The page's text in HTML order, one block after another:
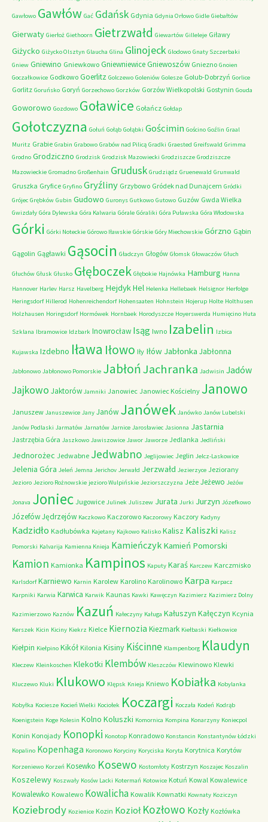
Gawłowo Gawłów Gać Gdańsk Gdynia Gdynia Orłowo Gidle Giebałtów
Gierwaty Gierłoż Giethoorn Gietrzwałd Giewartów Gilleleje Giławy
Giżycko Giżycko Olsztyn Glaucha Glina Glinojeck Glodowo Gnaty Szczerbaki
Gniew Gniewino Gniewkowo GniewniewiceGniewoszów Gniezno Gnoien
Goczałkowice Godkowo Goerlitz Golczewo Goleniów Golesze Golub-Dobrzyń Gorlice
Gorlitz Goruńsko Goryń Gorzechowo Gorzków Gorzów Wielkopolski Gostynin Gouda
Goworowo Gozdowo Goławice Gołańcz Gołdap
Gołotczyzna Gołuń Gołąb Gołąbki Gościmin Gościno Goźlin Graal
Muritz Grabie Grabin Grabowo Grabów nad Pilicą Gradki Graested Greifswald Grimma
Grodno Grodziczno Grodzisk Grodzisk Mazowiecki Grodziszcze Grodziszcze
Mazowieckie Gromadno Großenhain Grudusk Grudziądz Gruenewald Grunwald
Gruszka Gryfice Gryfino Gryźliny Grzybowo Gródek nad Dunajcem Gródki
Grójec Grębków Gubin Gudowo Guronys Gutkowo Gutowo Guzów Gwda Wielka
Gwizdały Góra Dylewska Góra Kalwaria Górale Góraliki Góra Puławska Góra Włodowska
Górki Górki Noteckie Górowo Iławskie Górskie Góry Miechowskie Górzno Gąbin
Gągolin Gągławki Gąsocin Gładczyn Głogów Głomsk Głowaczów Głuch
Głuchów Głusk Głusko Głęboczek Głębokie Hajnówka Hamburg Hanna
Hannover Harlev Harsz Havelberg HejdykHel Helenka Hellebaek Helsignor Herfolge
Heringsdorf Hillerod Hohenreichendorf Hohensaaten Hohnstein Hojerup Holte Holthusen
Holzhausen Horingsdorf Hormówek Hornbaek Horodyszcze Hoyerswerda Humięcino Huta
Szklana Ibramowice Idzbark Inowrocław Isąg Iwno Izabelin Izbica
Kujawska Izdebno Iława Iłowo Iły Iłów Jabłonka Jabłonna
Jabłonowo Jabłonowo Pomorskie JabłońJachranka Jadwisin Jadów
Jajkowo Jaktorów Jamniki Janowiec Janowiec Kościelny Janowo
Januszew Januszewice Jany Janów Janówek Janówko Janów Lubelski
Janów Podlaski Jarmatów Jarnatów Jarnice Jarosławiec Jasionna Jastarnia
Jastrzębia Góra Jaszkowo Jawiszowice Jawor Jaworze Jedlanka Jedliński
Jednorożec Jedwabne Jedwabno Jeglijowiec Jeglin Jelcz-Laskowice
Jelenia Góra Jeleń Jemna Jerichov Jerwałd Jerzwałd Jezierzyce Jeziorany
Jezioro Jezioro Rożnowskie jezioro Wulpińskie Jeziorszczyzna Jeże Jeżewo Jeżów
Jonava Joniec Jugowice Julinek Juliszew Jurata Jurki Jurzyn Józefkowo
JózefówJędrzejów Kaczkowo Kaczorowo Kaczorowy Kaczory Kadyny
Kadzidło Kadłubówka Kajetany Kajkowo Kalisko Kalisz Kaliszki Kalisz
Pomorski Kalvarija Kamienna Knieja Kamieńczyk Kamień Pomorski
Kamion Kamionka Kampinos Kaputy Karaś Karczew Karczmisko
Karlsdorf Karniewo Karnin Karolew Karolino Karolinowo Karpa Karpacz
Karpniki Karwia Karwica Karwik Kaunas Kawki Kawęczyn Kazimierz Kazimierz Dolny
Kazimierzowo Kaznów Kazuń Kałeczyny Kaługa Kałuszyn Kałęczyn Kcynia
Kerszek Kicin Kiciny Kiekrz Kielce Kiernozia Kiezmark Kiełbaski Kiełkowice
Kiełpin Kiełpino Kikół Kilonia Kisiny Kiścinne Klampenborg Klaudyn
Kleczew Kleinkoschen Klekotki Klembów Kleszczów Klewinowo Klewki
Kluczewo Kluki Klukowo Klępsk Knieja Kniewo Kobiałka Kobylanka
Kobyłka Kociesze Kocień Wielki Kociołek Koczargi Koczała Kodeń Kodrąb
Koenigstein Koge Kolesin Kolno Koluszki Komornica Kompina Konarzyny Koniecpol
Konin Konojady Konopki Konotop Konradowo Konstancin Konstantynów Łódzki
Kopalino Kopenhaga Koronowo Koryciny Koryciska Koryta Korytnica Korytów
Korzeniewo Korzeń Kosewko Kosewo Kostomłoty Kostrzyn Koszajec Koszalin
Koszelewy Koszwały Kosów Lacki Kotermań Kotowice Kotuń Kowal Kowalewice
Kowalewko Kowalewo Kowalicha Kowalik Kownatki Kownaty Koziczyn
Koziebrody Kozienice Kozin Kozioł Kozłowo Kozły Kozłówka